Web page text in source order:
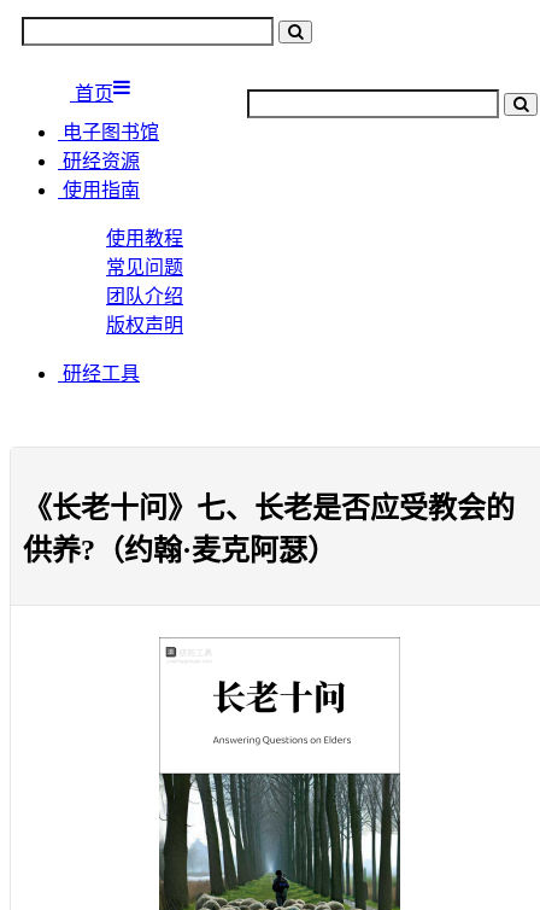
首页
电子图书馆
研经资源
使用指南
使用教程
常见问题
团队介绍
版权声明
研经工具
《长老十问》七、长老是否应受教会的
供养?（约翰·麦克阿瑟）